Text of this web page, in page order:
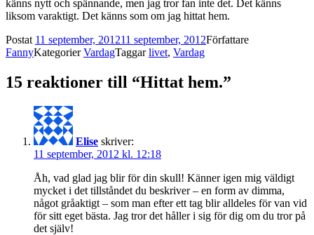
känns nytt och spännande, men jag tror fan inte det. Det känns
liksom varaktigt. Det känns som om jag hittat hem.
Postat 11 september, 201211 september, 2012Författare
FannyKategorierVardagTaggarlivet, Vardag
15 reaktioner till “Hittat hem.”
Elise skriver:
11 september, 2012 kl. 12:18
Åh, vad glad jag blir för din skull! Känner igen mig väldigt
mycket i det tillståndet du beskriver – en form av dimma,
något gråaktigt – som man efter ett tag blir alldeles för van vid
för sitt eget bästa. Jag tror det håller i sig för dig om du tror på
det själv!